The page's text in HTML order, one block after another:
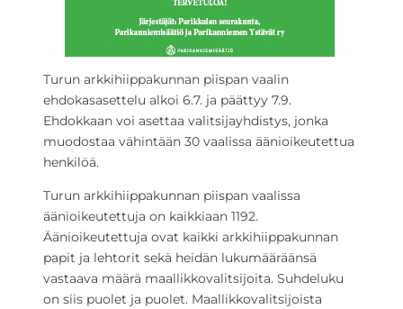
Turun arkkihiippakunnan piispan vaalin
ehdokasasettelu alkoi 6.7. ja päättyy 7.9.
Ehdokkaan voi asettaa valitsijayhdistys, jonka
muodostaa vähintään 30 vaalissa äänioikeutettua
henkilöä.
Turun arkkihiippakunnan piispan vaalissa
äänioikeutettuja on kaikkiaan 1192.
Äänioikeutettuja ovat kaikki arkkihiippakunnan
papit ja lehtorit sekä heidän lukumääräänsä
vastaava määrä maallikkovalitsijoita. Suhdeluku
on siis puolet ja puolet. Maallikkovalitsijoista